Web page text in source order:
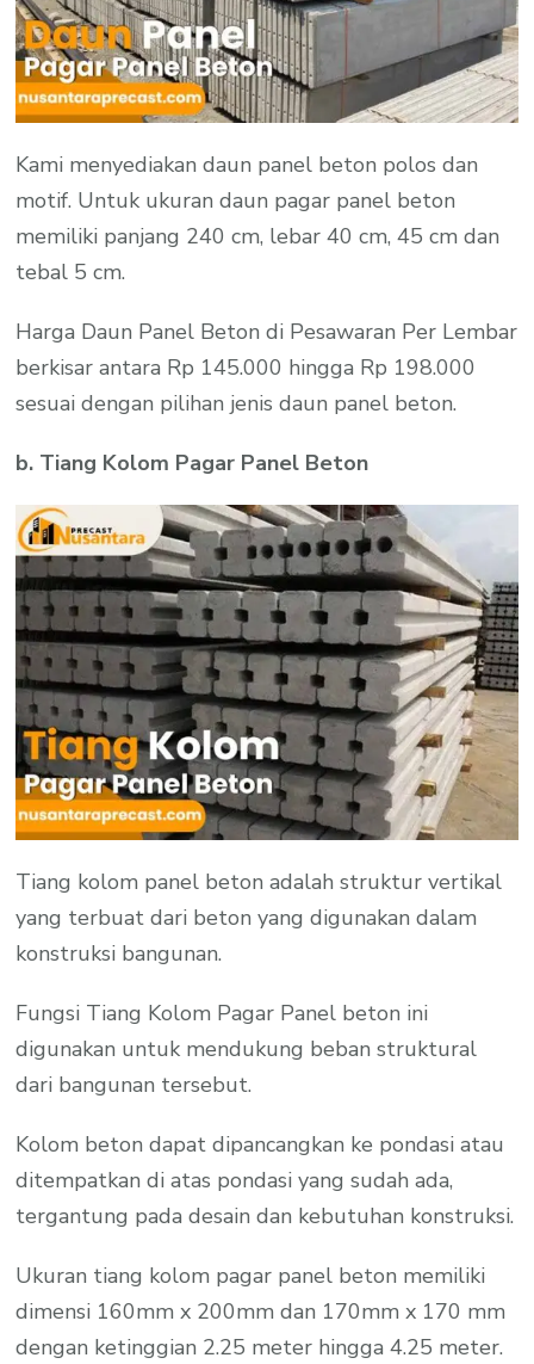
Kami menyediakan daun panel beton polos dan
motif. Untuk ukuran daun pagar panel beton
memiliki panjang 240 cm, lebar 40 cm, 45 cm dan
tebal 5 cm.
Harga Daun Panel Beton di Pesawaran Per Lembar
berkisar antara Rp 145.000 hingga Rp 198.000
sesuai dengan pilihan jenis daun panel beton.
b. Tiang Kolom Pagar Panel Beton
Tiang kolom panel beton adalah struktur vertikal
yang terbuat dari beton yang digunakan dalam
konstruksi bangunan.
Fungsi Tiang Kolom Pagar Panel beton ini
digunakan untuk mendukung beban struktural
dari bangunan tersebut.
Kolom beton dapat dipancangkan ke pondasi atau
ditempatkan di atas pondasi yang sudah ada,
tergantung pada desain dan kebutuhan konstruksi.
Ukuran tiang kolom pagar panel beton memiliki
dimensi 160mm x 200mm dan 170mm x 170 mm
dengan ketinggian 2.25 meter hingga 4.25 meter.